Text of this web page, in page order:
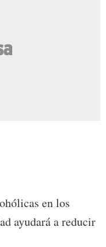
en los
ayudará a reducir